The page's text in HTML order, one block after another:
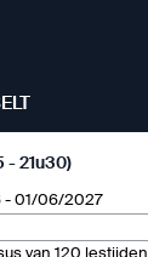
- 21u30)
-01/06/2027